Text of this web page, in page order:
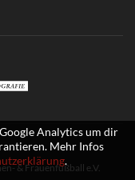
& Frauenfußball e.V.
Analytics um dir
Mehr Infos
.